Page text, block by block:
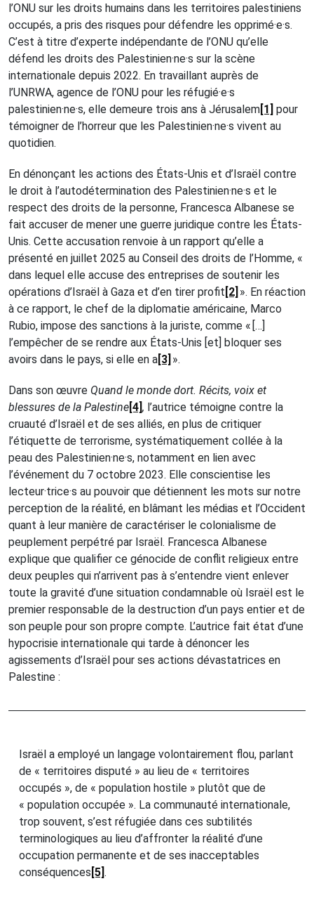
l’ONU sur les droits humains dans les territoires palestiniens
occupés, a pris des risques pour défendre les opprimé·e·s.
C’est à titre d’experte indépendante de l’ONU qu’elle
défend les droits des Palestinien·ne·s sur la scène
internationale depuis 2022. En travaillant auprès de
l’UNRWA, agence de l’ONU pour les réfugié·e·s
palestinien·ne·s, elle demeure trois ans à Jérusalem[1] pour
témoigner de l’horreur que les Palestinien·ne·s vivent au
quotidien.
En dénonçant les actions des États-Unis et d’Israël contre
le droit à l’autodétermination des Palestinien·ne·s et le
respect des droits de la personne, Francesca Albanese se
fait accuser de mener une guerre juridique contre les États-
Unis. Cette accusation renvoie à un rapport qu’elle a
présenté en juillet 2025 au Conseil des droits de l’Homme, «
dans lequel elle accuse des entreprises de soutenir les
opérations d’Israël à Gaza et d’en tirer profit [2] ». En réaction
à ce rapport, le chef de la diplomatie américaine, Marco
Rubio, impose des sanctions à la juriste, comme « […]
l’empêcher de se rendre aux États-Unis [et] bloquer ses
avoirs dans le pays, si elle en a[3] ».
Dans son œuvre Quand le monde dort. Récits, voix et
blessures de la Palestine[4], l’autrice témoigne contre la
cruauté d’Israël et de ses alliés, en plus de critiquer
l’étiquette de terrorisme, systématiquement collée à la
peau des Palestinien·ne·s, notamment en lien avec
l’événement du 7 octobre 2023. Elle conscientise les
lecteur·trice·s au pouvoir que détiennent les mots sur notre
perception de la réalité, en blâmant les médias et l’Occident
quant à leur manière de caractériser le colonialisme de
peuplement perpétré par Israël. Francesca Albanese
explique que qualifier ce génocide de conflit religieux entre
deux peuples qui n’arrivent pas à s’entendre vient enlever
toute la gravité d’une situation condamnable où Israël est le
premier responsable de la destruction d’un pays entier et de
son peuple pour son propre compte. L’autrice fait état d’une
hypocrisie internationale qui tarde à dénoncer les
agissements d’Israël pour ses actions dévastatrices en
Palestine :
Israël a employé un langage volontairement flou, parlant
de « territoires disputé » au lieu de « territoires
occupés », de « population hostile » plutôt que de
« population occupée ». La communauté internationale,
trop souvent, s’est réfugiée dans ces subtilités
terminologiques au lieu d’affronter la réalité d’une
occupation permanente et de ses inacceptables
conséquences [5].